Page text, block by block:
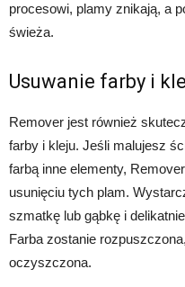
procesowi, plamy znikają, a
świeża.
Usuwanie farby i
Remover jest również
farby i kleju. Jeśli malujesz
farbą inne elementy,
usunięciu tych plam.
szmatkę lub gąbkę i
Farba zostanie
oczyszczona.